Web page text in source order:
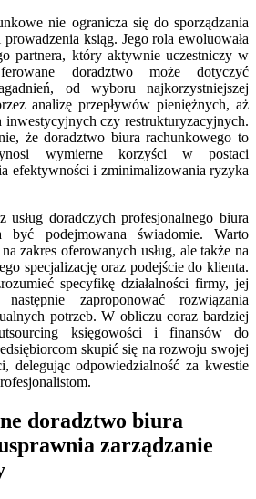
nie ogranicza się do sporządzania
ksiąg. Jego rola ewoluowała
partnera, który aktywnie uczestniczy w
doradztwo może dotyczyć
od wyboru najkorzystniejszej
analizę przepływów pieniężnych, aż
inwestycyjnych czy restrukturyzacyjnych.
że doradztwo biura rachunkowego to
wymierne korzyści w postaci
efektywności i zminimalizowania ryzyka
usług doradczych profesjonalnego biura
być podejmowana świadomie. Warto
zakres oferowanych usług, ale także na
specjalizację oraz podejście do klienta.
specyfikę działalności firmy, jej
zaproponować rozwiązania
potrzeb. W obliczu coraz bardziej
księgowości i finansów do
skupić się na rozwoju swojej
delegując odpowiedzialność za kwestie
doradztwo biura
zarządzanie